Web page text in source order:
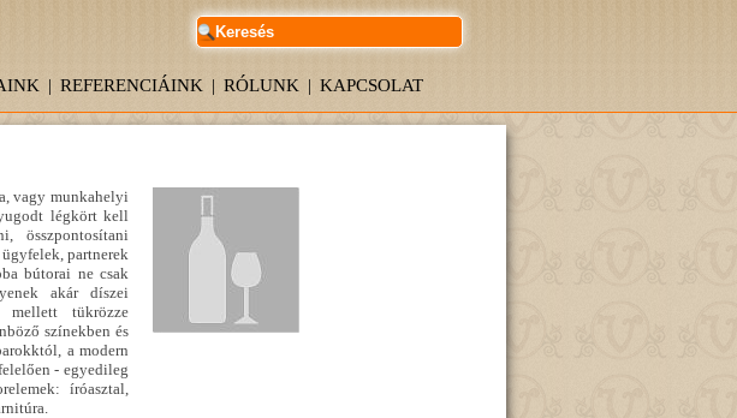
| REFERENCIÁINK | RÓLUNK | KAPCSOLAT
vagy munkahelyi
légkört kell
összpontosítani
partnerek
bútorai ne csak
akár díszei
mellett tükrözze
színekben és
a modern
- egyedileg
íróasztal,